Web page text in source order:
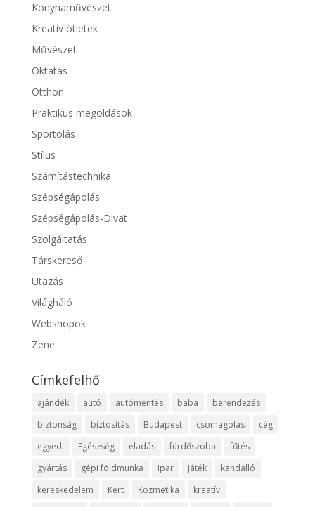
Konyhaművészet
Kreatív ötletek
Művészet
Oktatás
Otthon
Praktikus megoldások
Sportolás
Stílus
Számítástechnika
Szépségápolás
Szépségápolás-Divat
Szolgáltatás
Társkereső
Utazás
Világháló
Webshopok
Zene
Címkefelhő
ajándék autó autómentés baba
berendezés
biztonság
biztosítás Budapest csomagolás
cég
egyedi
Egészség eladás fürdőszoba
fűtés
gyártás
gépi földmunka ipar játék
kandalló
kereskedelem
Kert Kozmetika
kreatív